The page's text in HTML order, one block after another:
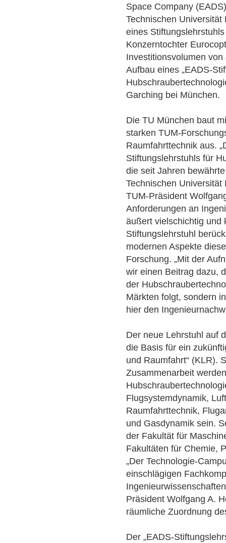
Space Company
Technischen
eines
Konzerntochter
Investitionsvolumen
Aufbau eines „EADS-
Garching bei München.
Die TU München baut
starken TUM-
Raumfahrttechnik aus.
Stiftungslehrstuhls für
die seit Jahren
Technischen Universität
TUM-Präsident
Anforderungen an
äußert vielschichtig und
Stiftungslehrstuhl
modernen Aspekte
Forschung. „Mit der
wir einen Beitrag dazu,
der
Märkten folgt, sondern
hier den
Der neue Lehrstuhl auf
die Basis für ein
und Raumfahrt“ (KLR).
Zusammenarbeit
Flugsystemdynamik,
Raumfahrttechnik,
und Gasdynamik sein.
der Fakultät für
Fakultäten für Chemie,
„Der Technologie-
einschlägigen
Präsident Wolfgang A.
räumliche Zuordnung
Der „EADS-